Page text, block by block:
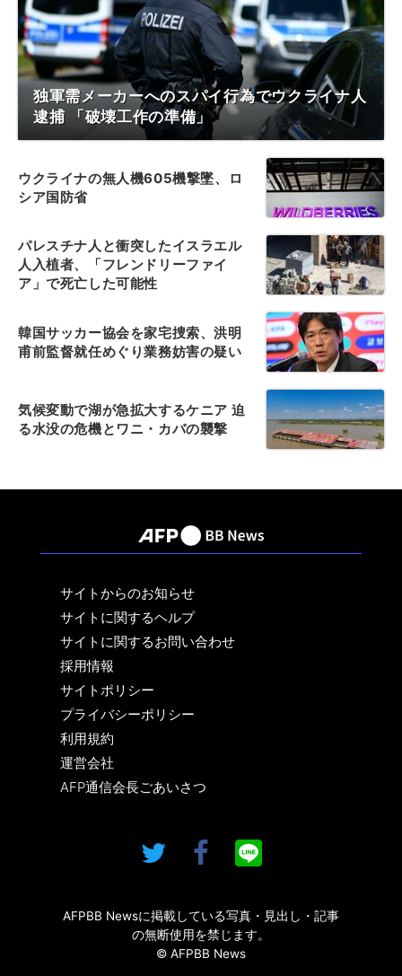
独軍需メーカーへのスパイ行為でウクライナ人
逮捕 「破壊工作の準備」
ウクライナの無人機605機撃墜、ロ
シア国防省
パレスチナ人と衝突したイスラエル
人入植者、「フレンドリーファイ
ア」で死亡した可能性
韓国サッカー協会を家宅捜索、洪明
甫前監督就任めぐり業務妨害の疑い
気候変動で湖が急拡大するケニア 迫
る水没の危機とワニ・カバの襲撃
サイトからのお知らせ
サイトに関するヘルプ
サイトに関するお問い合わせ
採用情報
サイトポリシー
プライバシーポリシー
利用規約
運営会社
AFP通信会長ごあいさつ
AFPBB Newsに掲載している写真・見出し・記事
の無断使用を禁じます。
© AFPBB News